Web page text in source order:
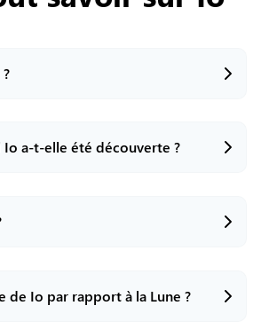
galiléennes de Jupiter,
Io a-t-elle été découverte ?
par Galilée le 8 janvier 1610.
le système de Jupiter, dont elle
de Io par rapport à la Lune ?